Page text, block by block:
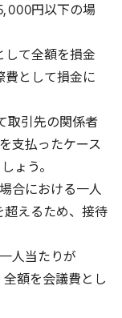
,000円以下の場
して全額を損金
費として損金に
取引先の関係者
支払ったケース
ょう。
合における一人
超えるため、接待
人当たりが
額を会議費とし